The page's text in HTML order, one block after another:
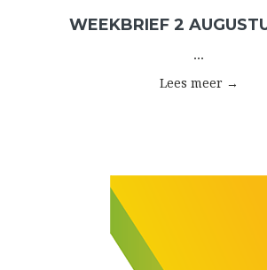
WEEKBRIEF 2
...
Lees meer →